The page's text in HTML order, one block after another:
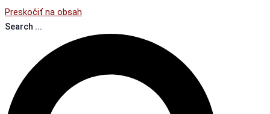
Preskočiť na obsah
Search ...